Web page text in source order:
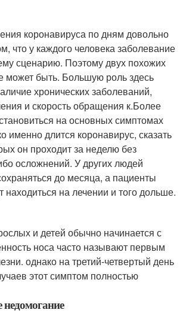
коронавируса по дням довольно
что у каждого человека заболевание
сценарию. Поэтому двух похожих
может быть. Большую роль здесь
хронических заболеваний,
и скорость обращения к.Более
на основных симптомах
именно длится коронавирус, сказать
он проходит за неделю без
осложнений. У других людей
до месяца, а пациенты
находиться на лечении и того дольше.
и детей обычно начинается с
носа часто называют первым
однако на третий-четвертый день
этот симптом полностью
недомогание